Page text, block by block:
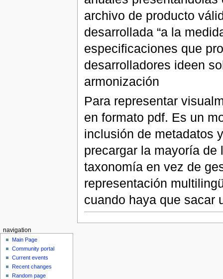
archivo de producto
desarrollada “a la
especificaciones que
desarrolladores ideen
armonización
Para representar
en formato pdf. Es un
inclusión de metadatos
precargar la mayoría de
taxonomía en vez de
representación
cuando haya que sacar
navigation
Main Page
Community portal
Current events
Recent changes
Random page